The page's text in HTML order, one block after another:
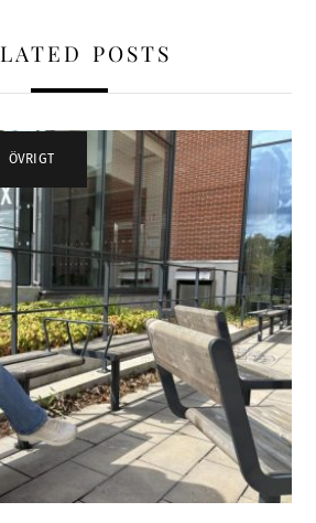
POSTS
ÖVRIGT